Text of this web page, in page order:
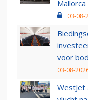
Mallorca
03-08-
voor bod
03-08-